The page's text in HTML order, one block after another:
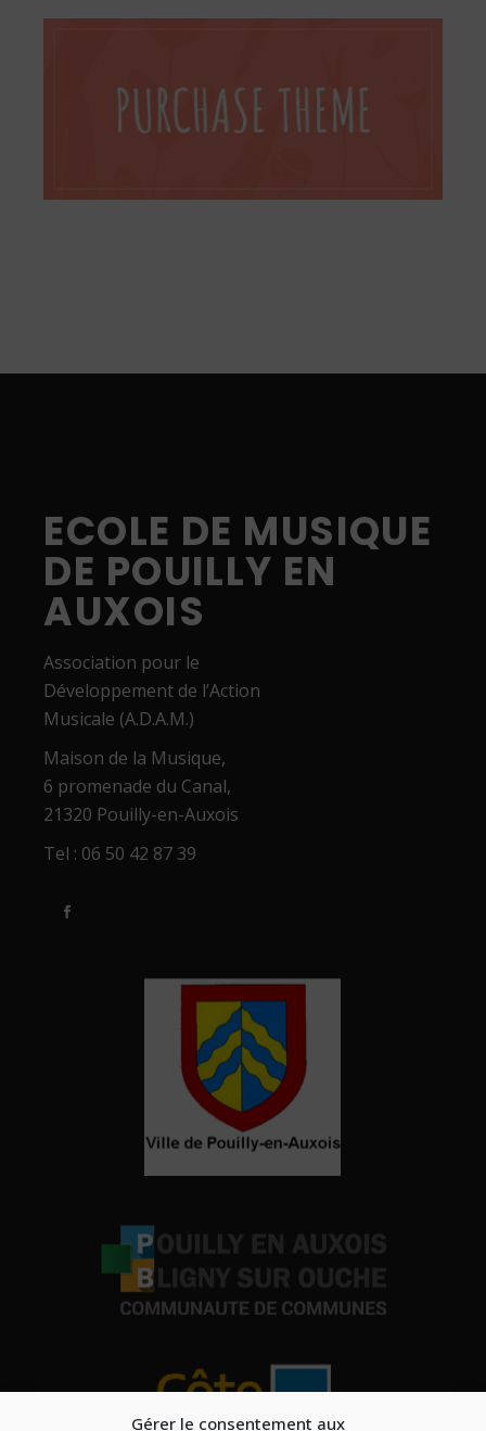
Gérer le consentement aux
ECOLE DE MUSIQUE
DE POUILLY EN
AUXOIS
Association pour le
Développement de l’Action
Musicale (A.D.A.M.)
Maison de la Musique,
6 promenade du Canal,
21320 Pouilly-en-Auxois
Tel : 06 50 42 87 39